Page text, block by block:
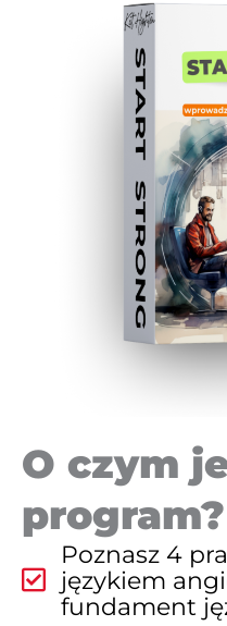
O czym
program?
Poznasz 4
językiem
fundament